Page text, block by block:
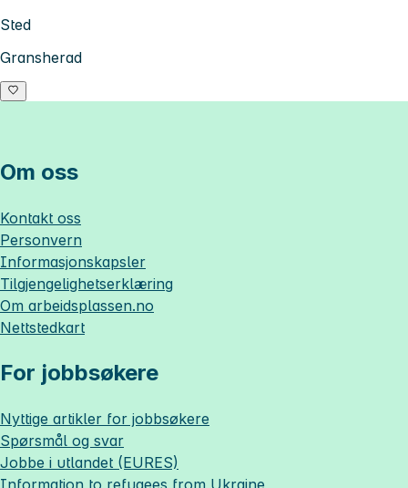
Sted
Gransherad
Om oss
Kontakt oss
Personvern
Informasjonskapsler
Tilgjengelighetserklæring
Om arbeidsplassen.no
Nettstedkart
For jobbsøkere
Nyttige artikler for jobbsøkere
Spørsmål og svar
Jobbe i utlandet (EURES)
Information to refugees from Ukraine